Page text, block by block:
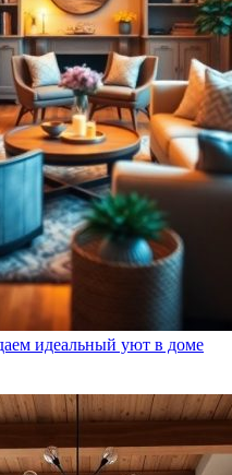
идеальный уют в доме